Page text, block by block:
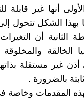
أنها غير قابلة
الشكل تتحول إلى
الثانية أن
الخالقة
غير مستقلة
بالضرورة .
المقدمات وخاصة